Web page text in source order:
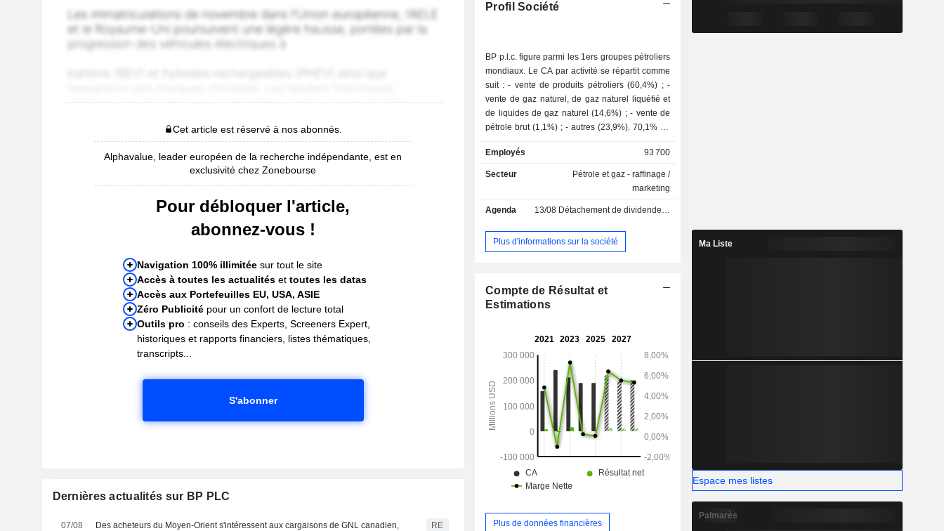
Cet article est réservé à nos abonnés.
Alphavalue, leader européen de la recherche indépendante, est en
exclusivité chez Zonebourse
Pour débloquer l'article,
abonnez-vous !
Navigation 100% illimitée sur tout le site
Accès à toutes les actualités ettoutes les datas
Accès aux Portefeuilles EU, USA, ASIE
Zéro Publicité pour un confort de lecture total
Outils pro : conseils des Experts, Screeners Expert,
historiques et rapports financiers, listes thématiques,
transcripts...
S'abonner
Dernières actualités sur BP PLC
07/08
Des acheteurs du Moyen-Orient s'intéressent aux cargaisons de GNL canadien,
RE
Profil Société
BP p.l.c. figure parmi les 1ers groupes pétroliers
mondiaux. Le CA par activité se répartit comme
suit : - vente de produits pétroliers (60,4%) ; -
vente de gaz naturel, de gaz naturel liquéfié et
de liquides de gaz naturel (14,6%) ; - vente de
pétrole brut (1,1%) ; - autres (23,9%). 70,1% du
Employés
93 700
Secteur
Pétrole et gaz - raffinage /
marketing
Agenda 13/08 Détachement de dividende - 0.0866 GBX
Plus d'informations sur la société
Compte de Résultat et
Estimations
Plus de données financières
Ma Liste
Espace mes listes
Palmarès